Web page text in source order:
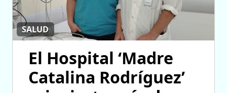
SALUD
El Hospital ‘Madre
Catalina Rodríguez’